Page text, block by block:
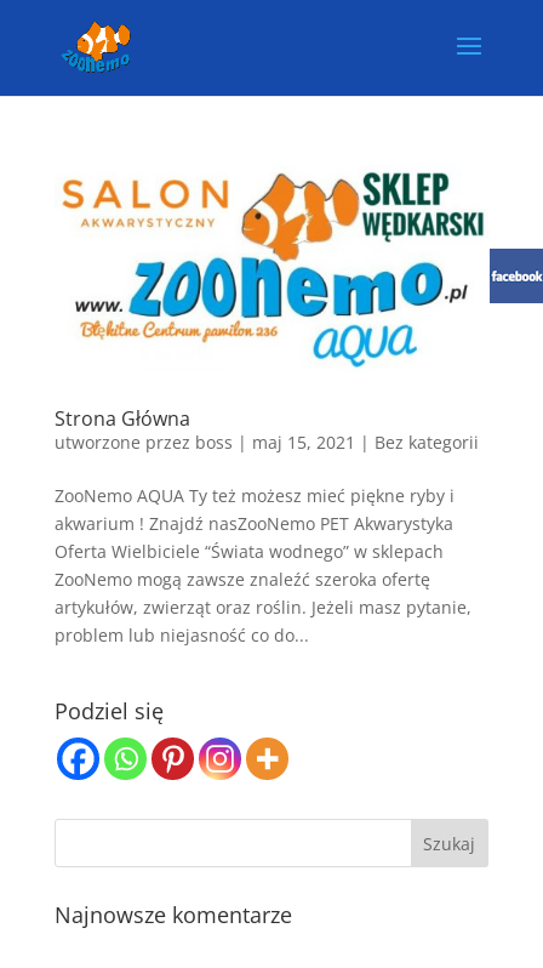
Strona Główna
utworzone przez boss | maj 15, 2021 | Bez kategorii
ZooNemo AQUA Ty też możesz mieć piękne ryby i
akwarium ! Znajdź nasZooNemo PET Akwarystyka
Oferta Wielbiciele “Świata wodnego” w sklepach
ZooNemo mogą zawsze znaleźć szeroka ofertę
artykułów, zwierząt oraz roślin. Jeżeli masz pytanie,
problem lub niejasność co do...
Podziel się
Najnowsze komentarze